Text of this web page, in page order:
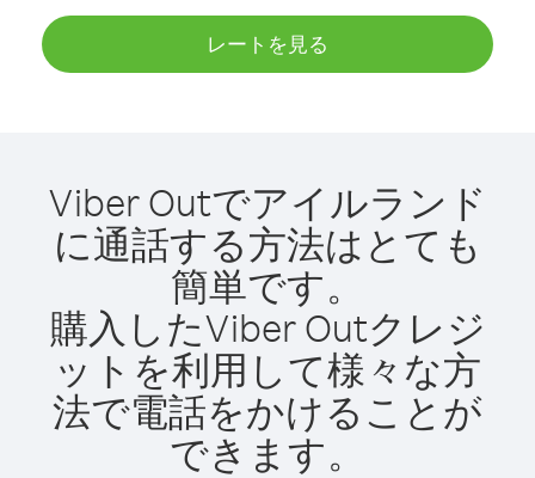
レートを見る
Viber Outでアイルランド
に通話する方法はとても
簡単です。
購入したViber Outクレジ
ットを利用して様々な方
法で電話をかけることが
できます。